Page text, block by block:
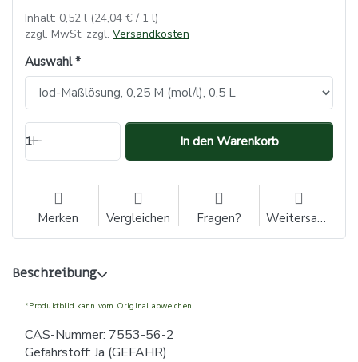
Inhalt: 0,52 l (24,04 € / 1 l)
zzgl. MwSt. zzgl. Versandkosten
Auswahl
1 In den Warenkorb
Merken Vergleichen Fragen? Weitersagen
Beschreibung
*Produktbild kann vom Original abweichen
CAS-Nummer: 7553-56-2
Gefahrstoff: Ja (GEFAHR)